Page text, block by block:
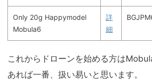
Only 20g Happymodel
Mobula6
詳
細
これからドローンを始める方は
あれば一番、扱い易いと思います。